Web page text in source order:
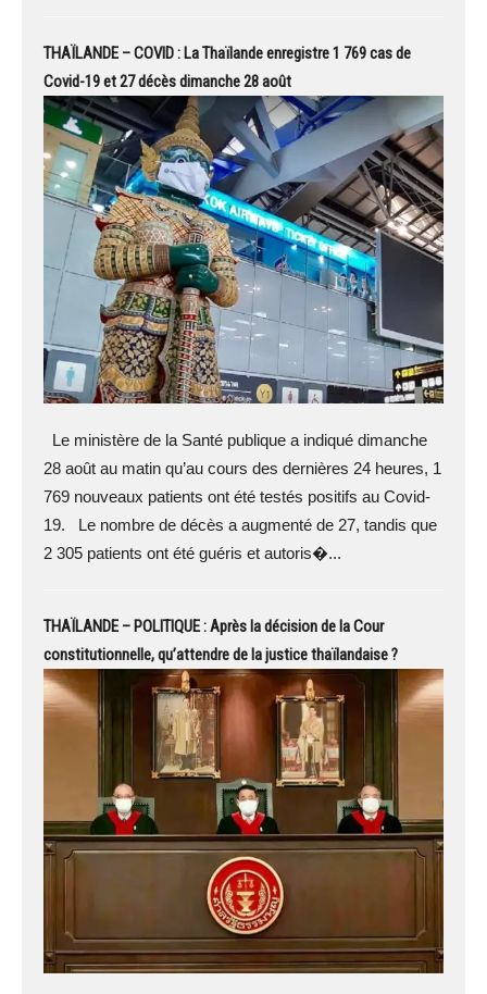
THAÏLANDE – COVID : La Thaïlande enregistre 1 769 cas de
Covid-19 et 27 décès dimanche 28 août
Le ministère de la Santé publique a indiqué dimanche
28 août au matin qu’au cours des dernières 24 heures, 1
769 nouveaux patients ont été testés positifs au Covid-
19. Le nombre de décès a augmenté de 27, tandis que
2 305 patients ont été guéris et autoris�...
THAÏLANDE – POLITIQUE : Après la décision de la Cour
constitutionnelle, qu’attendre de la justice thaïlandaise ?